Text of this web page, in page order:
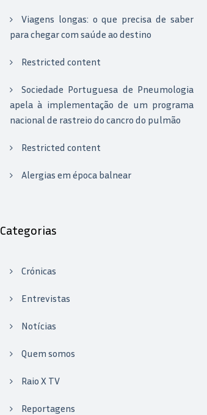
Viagens longas: o que precisa de saber
para chegar com saúde ao destino
Restricted content
Sociedade Portuguesa de Pneumologia
apela à implementação de um programa
nacional de rastreio do cancro do pulmão
Restricted content
Alergias em época balnear
Categorias
Crónicas
Entrevistas
Notícias
Quem somos
Raio X TV
Reportagens